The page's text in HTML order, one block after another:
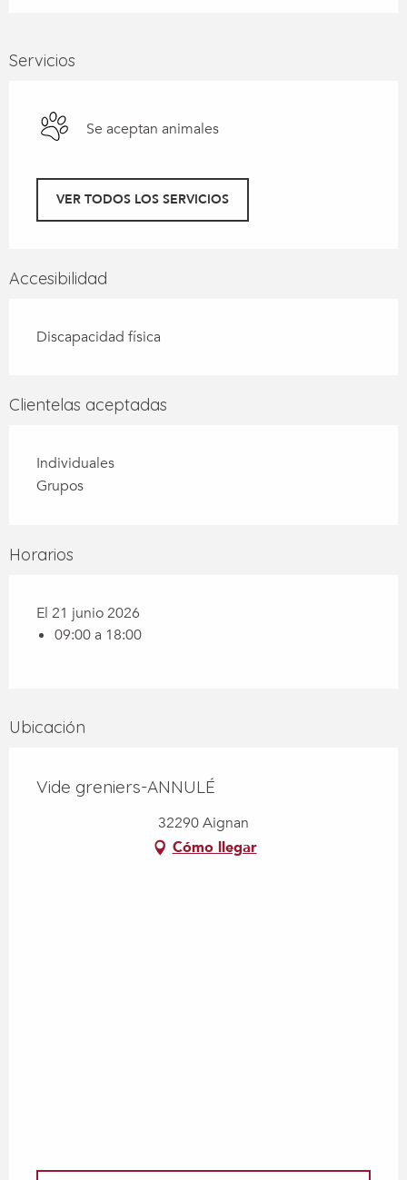
Servicios
Se aceptan animales
VER TODOS LOS SERVICIOS
Accesibilidad
Discapacidad física
Clientelas aceptadas
Individuales
Grupos
Horarios
El 21 junio 2026
09:00 a 18:00
Ubicación
Vide greniers-ANNULÉ
32290 Aignan
Cómo llegar